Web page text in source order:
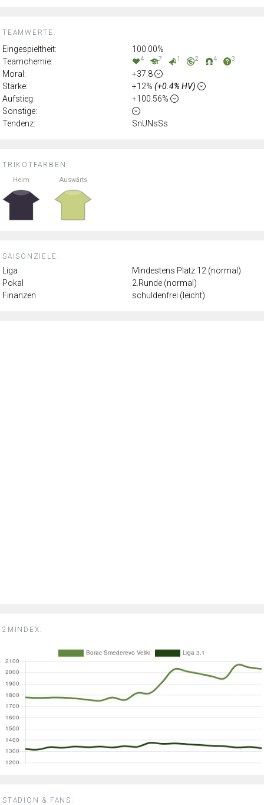
TRIKOTFARBEN:
Heim Auswärts
SAISONZIELE:
Liga
Mindestens Platz 12 (normal)
Pokal
2.Runde (normal)
Finanzen
schuldenfrei (leicht)
2MINDEX:
TEAMWERTE:
Eingespieltheit:
100.00%
Teamchemie:
4 7 1 2 4 3
Moral:
+37.8
Stärke:
+12% (+0.4% HV)
Aufstieg:
+100.56%
Sonstige:
Tendenz:
SnUNsSs
STADION & FANS: